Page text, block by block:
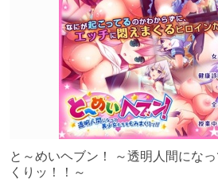
と～めいヘブン！ ～透明人間にな
くりッ！！～